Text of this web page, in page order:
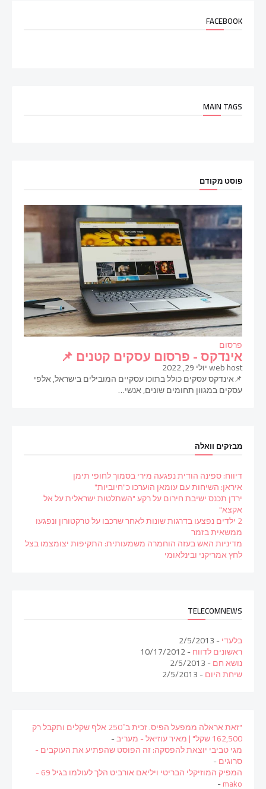
FACEBOOK
MAIN TAGS
פוסט מקודם
פרסום
אינדקס - פרסום עסקים קטנים 📌
web hostיולי 29, 2022
📌אינדקס עסקים כולל בתוכו עסקיים המובילים בישראל, אלפי
עסקים במגוון תחומים שונים, אנשי…
מבזקים וואלה
דיווח: ספינה הודית נפגעה מירי בסמוך לחופי תימן
איראן: השיחות עם עומאן הוערכו כ"חיוביות"
ירדן תכנס ישיבת חירום על רקע "השתלטות ישראלית על אל
אקצא"
2 ילדים נפצעו בדרגות שונות לאחר שרכבו על טרקטורון ונפגעו
ממשאית בזמר
מדיניות האש בעזה הוחמרה משמעותית: התקיפות יצומצמו בצל
לחץ אמריקני ובינלאומי
TELECOMNEWS
בלעדי- 2/5/2013
ראשונים לדווח- 10/17/2012
נושא חם- 2/5/2013
שיחת היום- 2/5/2013
"זאת אראלה ממפעל הפיס. זכית ב־250 אלף שקלים ותקבל רק
162,500 שקל" | מאיר עוזיאל - מעריב -
מגי טביבי יוצאת להפסקה: זה הפוסט שהפתיע את העוקבים -
סרוגים-
המפיק המוזיקלי הבריטי ויליאם אורביט הלך לעולמו בגיל 69 -
mako
-